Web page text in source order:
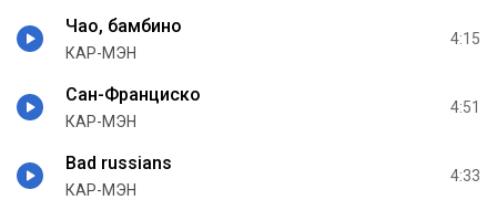
Чао, бамбино
КАР-МЭН
4:15
Сан-Франциско
КАР-МЭН
4:51
Bad russians
КАР-МЭН
4:33